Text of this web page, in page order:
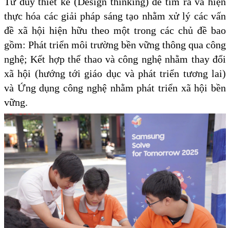
thực hóa các giải pháp sáng tạo nhằm xử lý các vấn
đề xã hội hiện hữu theo một trong các chủ đề bao
gồm: Phát triển môi trường bền vững thông qua công
nghệ; Kết hợp thể thao và công nghệ nhằm thay đổi
xã hội (hướng tới giáo dục và phát triển tương lai)
và Ứng dụng công nghệ nhằm phát triển xã hội bền
vững.